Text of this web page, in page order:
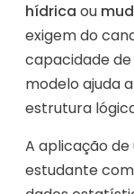
hídrica ou
exigem do
capacidade
modelo ajuda
estrutura
A aplicação
estudante